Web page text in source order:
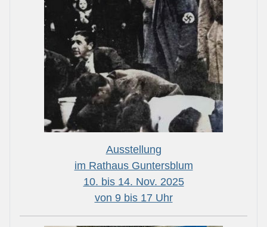
Ausstellung
im Rathaus Guntersblum
10. bis 14. Nov. 2025
von 9 bis 17 Uhr